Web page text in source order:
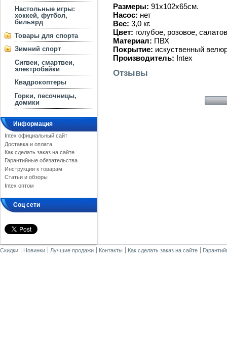
Настольные игры:
хоккей, футбол,
бильярд
Товары для спорта
Зимний спорт
Сигвеи, смартвеи,
электробайки
Квадрокоптеры
Горки, песочницы,
домики
Информация
Intex официальный сайт
Доставка и оплата
Как сделать заказ на сайте
Гарантийные обязательства
Инструкции к товарам
Статьи и обзоры
Intex оптом
Соц сети
Размеры: 91x102x65см.
Насос: нет
Вес: 3,0 кг.
Цвет: голубое, розовое,
Материал: ПВХ
Покрытие: искуственный
Производитель: Intex
Отзывы
Скидки Новинки Лучшие продажи Контакты Как сделать заказ на сайте